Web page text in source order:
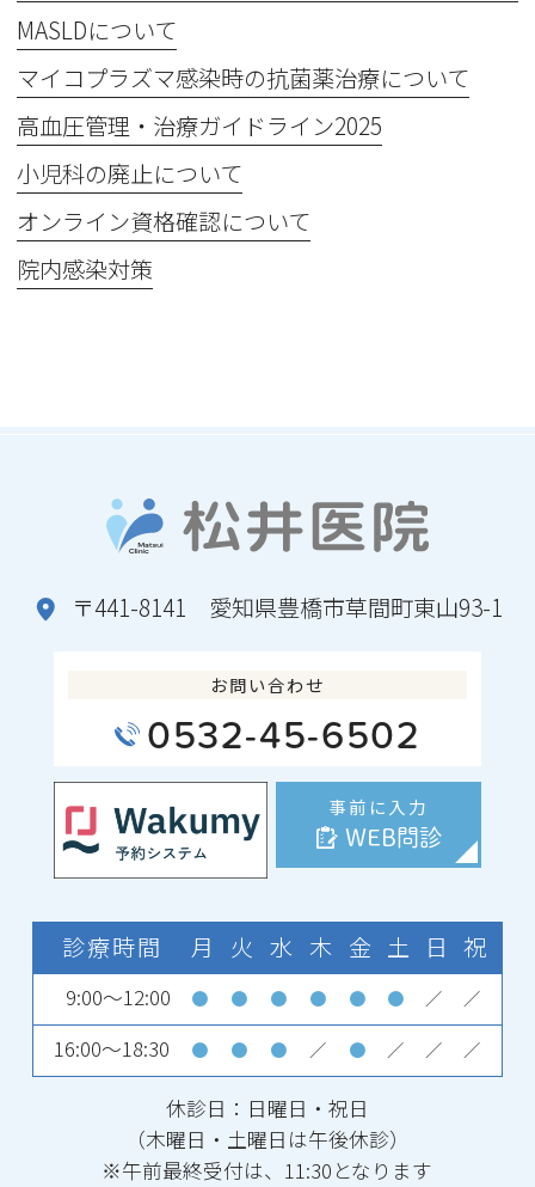
MASLDについて
マイコプラズマ感染時の抗菌薬治療について
高血圧管理・治療ガイドライン2025
小児科の廃止について
オンライン資格確認について
院内感染対策
〒441-8141 愛知県豊橋市草間町東山93-1
お問い合わせ
0532-45-6502
事前に入力
WEB問診
診療時間 月 火 水 木 金 土 日 祝
9:00～12:00 ● ● ● ● ● ● ／ ／
16:00～18:30 ● ● ● ／ ● ／ ／ ／
休診日：日曜日・祝日
（木曜日・土曜日は午後休診）
※午前最終受付は、11:30となります